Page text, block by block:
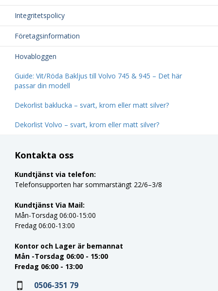
Integritetspolicy
Företagsinformation
Hovabloggen
Guide: Vit/Röda Bakljus till Volvo 745 & 945 – Det här
passar din modell
Dekorlist baklucka – svart, krom eller matt silver?
Dekorlist Volvo – svart, krom eller matt silver?
Kontakta oss
Kundtjänst via telefon:
Telefonsupporten har sommarstängt 22/6–3/8
Kundtjänst Via Mail:
Mån-Torsdag 06:00-15:00
Fredag 06:00-13:00
Kontor och Lager är bemannat
Mån -Torsdag 06:00 - 15:00
Fredag 06:00 - 13:00
0506-351 79